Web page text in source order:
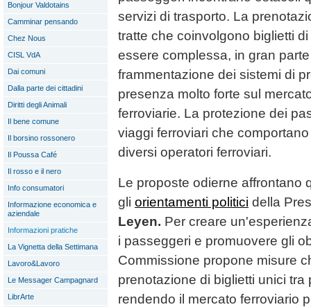
Bonjour Valdotains
Camminar pensando
Chez Nous
CISL VdA
Dai comuni
Dalla parte dei cittadini
Diritti degli Animali
Il bene comune
Il borsino rossonero
Il Poussa Café
Il rosso e il nero
Info consumatori
Informazione economica e
aziendale
Informazioni pratiche
La Vignetta della Settimana
Lavoro&Lavoro
Le Messager Campagnard
LibrArte
servizi di trasporto. La
tratte che coinvolgono biglietti
essere complessa, in gran
frammentazione dei sistemi di
presenza molto forte sul
ferroviarie. La protezione dei
viaggi ferroviari che
diversi operatori ferroviari.
Le proposte odierne affrontano
gli orientamenti politici della
Leyen. Per creare
i passeggeri e promuovere gli
Commissione propone misure
prenotazione di biglietti unici tra
rendendo il mercato ferroviario